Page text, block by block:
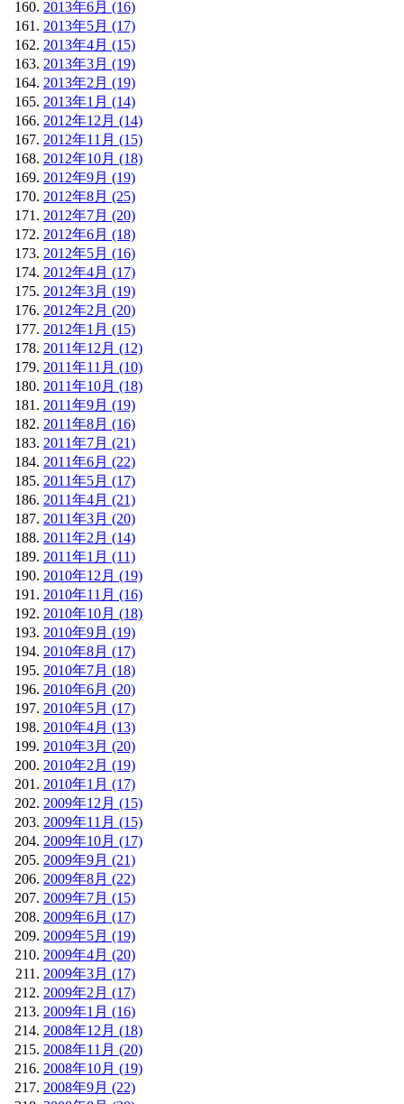
2013年6月 (16)
2013年5月 (17)
2013年4月 (15)
2013年3月 (19)
2013年2月 (19)
2013年1月 (14)
2012年12月 (14)
2012年11月 (15)
2012年10月 (18)
2012年9月 (19)
2012年8月 (25)
2012年7月 (20)
2012年6月 (18)
2012年5月 (16)
2012年4月 (17)
2012年3月 (19)
2012年2月 (20)
2012年1月 (15)
2011年12月 (12)
2011年11月 (10)
2011年10月 (18)
2011年9月 (19)
2011年8月 (16)
2011年7月 (21)
2011年6月 (22)
2011年5月 (17)
2011年4月 (21)
2011年3月 (20)
2011年2月 (14)
2011年1月 (11)
2010年12月 (19)
2010年11月 (16)
2010年10月 (18)
2010年9月 (19)
2010年8月 (17)
2010年7月 (18)
2010年6月 (20)
2010年5月 (17)
2010年4月 (13)
2010年3月 (20)
2010年2月 (19)
2010年1月 (17)
2009年12月 (15)
2009年11月 (15)
2009年10月 (17)
2009年9月 (21)
2009年8月 (22)
2009年7月 (15)
2009年6月 (17)
2009年5月 (19)
2009年4月 (20)
2009年3月 (17)
2009年2月 (17)
2009年1月 (16)
2008年12月 (18)
2008年11月 (20)
2008年10月 (19)
2008年9月 (22)